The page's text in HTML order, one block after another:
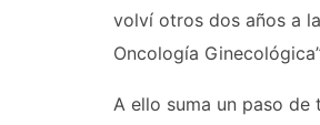
volví otros dos años a
Oncología
A ello suma un paso de